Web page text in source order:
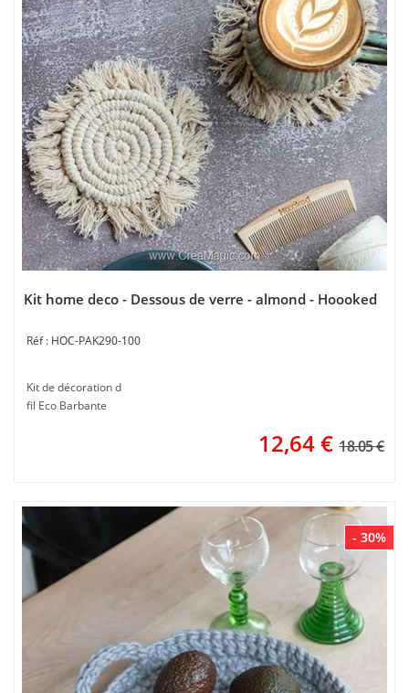
Kit home deco - Dessous de verre - almond - Hoooked
HOC-PAK290-100
Kit de décoration d
fil Eco Barbante
12,64€ 18.05 €
- 30%